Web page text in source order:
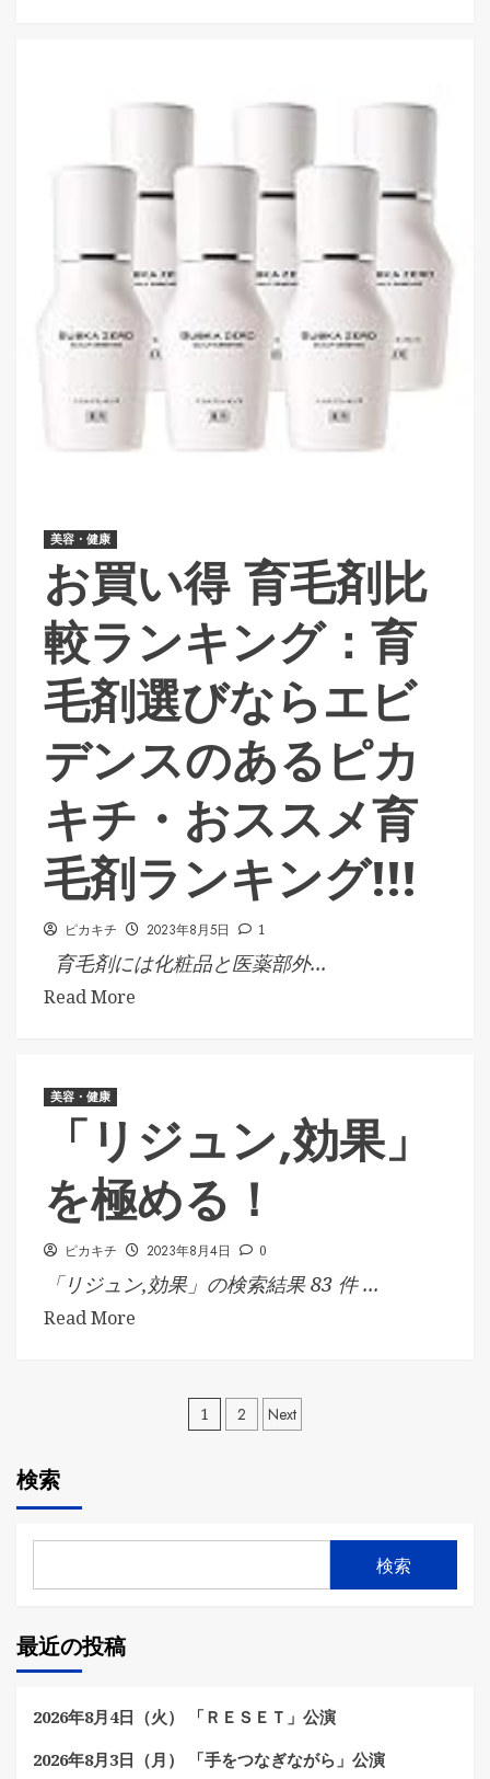
美容・健康
お買い得 育毛剤比
較ランキング：育
毛剤選びならエビ
デンスのあるピカ
キチ・おススメ育
毛剤ランキング!!!
ピカキチ 2023年8月5日 1
育毛剤には化粧品と医薬部外...
Read More
美容・健康
「リジュン,効果」
を極める！
ピカキチ 2023年8月4日 0
「リジュン,効果」の検索結果 83 件 ...
Read More
投
ペ
ー
り
1 2 Next
検索
検索
最近の投稿
2026年8月4日（火） 「ＲＥＳＥＴ」公演
2026年8月3日（月） 「手をつなぎながら」公演